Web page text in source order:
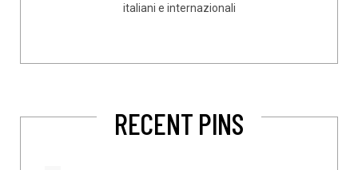
italiani e internazionali
RECENT PINS